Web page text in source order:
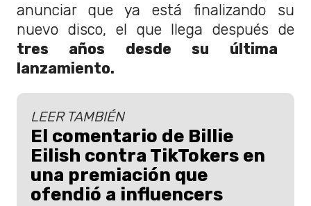
anunciar que ya está finalizando su
nuevo disco, el que llega después de
tres años desde su última
lanzamiento.
LEER TAMBIÉN
El comentario de Billie
Eilish contra TikTokers en
una premiación que
ofendió a influencers